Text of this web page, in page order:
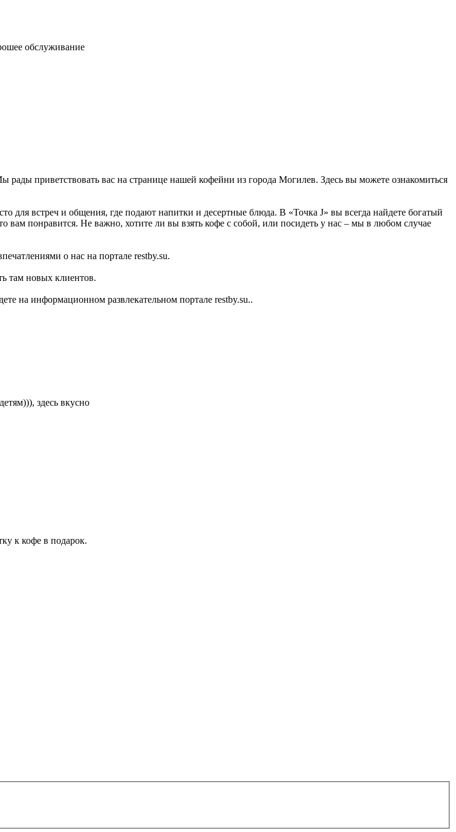
обслуживание
приветствовать вас на странице нашей кофейни из города Могилев. Здесь вы можете ознакомиться
для встреч и общения, где подают напитки и десертные блюда. В «Точка J» вы всегда найдете богатый
вам понравится. Не важно, хотите ли вы взять кофе с собой, или посидеть у нас – мы в любом случае
о нас на портале restby.su.
там новых клиентов.
на информационном развлекательном портале restby.su..
здесь вкусно
к кофе в подарок.